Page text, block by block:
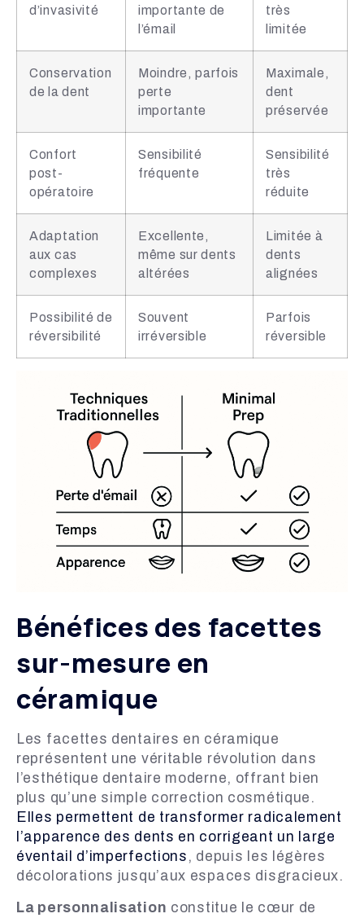
d’invasivité
importante de
l’émail
très
limitée
Conservation
de la dent
Moindre, parfois
perte
importante
Maximale,
dent
préservée
Confort
post-
opératoire
Sensibilité
fréquente
Sensibilité
très
réduite
Adaptation
aux cas
complexes
Excellente,
même sur dents
altérées
Limitée à
dents
alignées
Possibilité de
réversibilité
Souvent
irréversible
Parfois
réversible
Bénéfices des facettes
sur-mesure en
céramique
Les facettes dentaires en céramique
représentent une véritable révolution dans
l’esthétique dentaire moderne, offrant bien
plus qu’une simple correction cosmétique.
Elles permettent de transformer radicalement
l’apparence des dents en corrigeant un large
éventail d’imperfections , depuis les légères
décolorations jusqu’aux espaces disgracieux.
La personnalisation constitue le cœur de